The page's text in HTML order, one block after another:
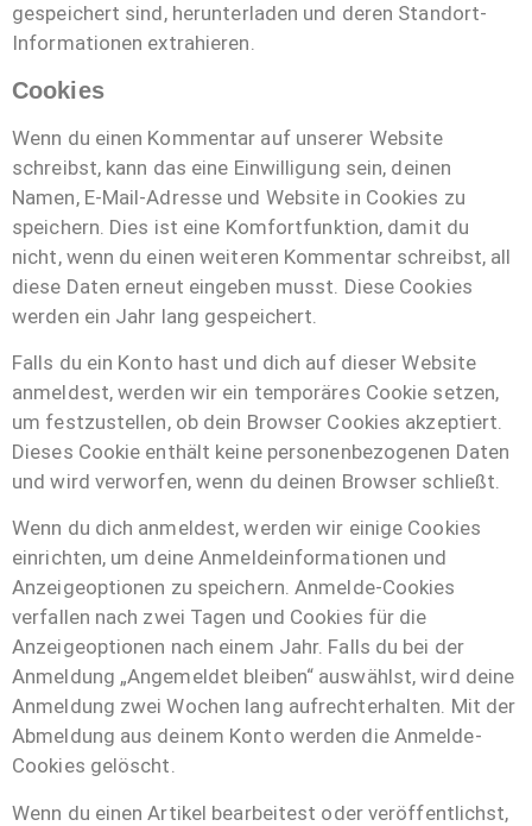
gespeichert sind, herunterladen und deren Standort-
Informationen extrahieren.
Cookies
Wenn du einen Kommentar auf unserer Website
schreibst, kann das eine Einwilligung sein, deinen
Namen, E-Mail-Adresse und Website in Cookies zu
speichern. Dies ist eine Komfortfunktion, damit du
nicht, wenn du einen weiteren Kommentar schreibst, all
diese Daten erneut eingeben musst. Diese Cookies
werden ein Jahr lang gespeichert.
Falls du ein Konto hast und dich auf dieser Website
anmeldest, werden wir ein temporäres Cookie setzen,
um festzustellen, ob dein Browser Cookies akzeptiert.
Dieses Cookie enthält keine personenbezogenen Daten
und wird verworfen, wenn du deinen Browser schließt.
Wenn du dich anmeldest, werden wir einige Cookies
einrichten, um deine Anmeldeinformationen und
Anzeigeoptionen zu speichern. Anmelde-Cookies
verfallen nach zwei Tagen und Cookies für die
Anzeigeoptionen nach einem Jahr. Falls du bei der
Anmeldung „Angemeldet bleiben“ auswählst, wird deine
Anmeldung zwei Wochen lang aufrechterhalten. Mit der
Abmeldung aus deinem Konto werden die Anmelde-
Cookies gelöscht.
Wenn du einen Artikel bearbeitest oder veröffentlichst,